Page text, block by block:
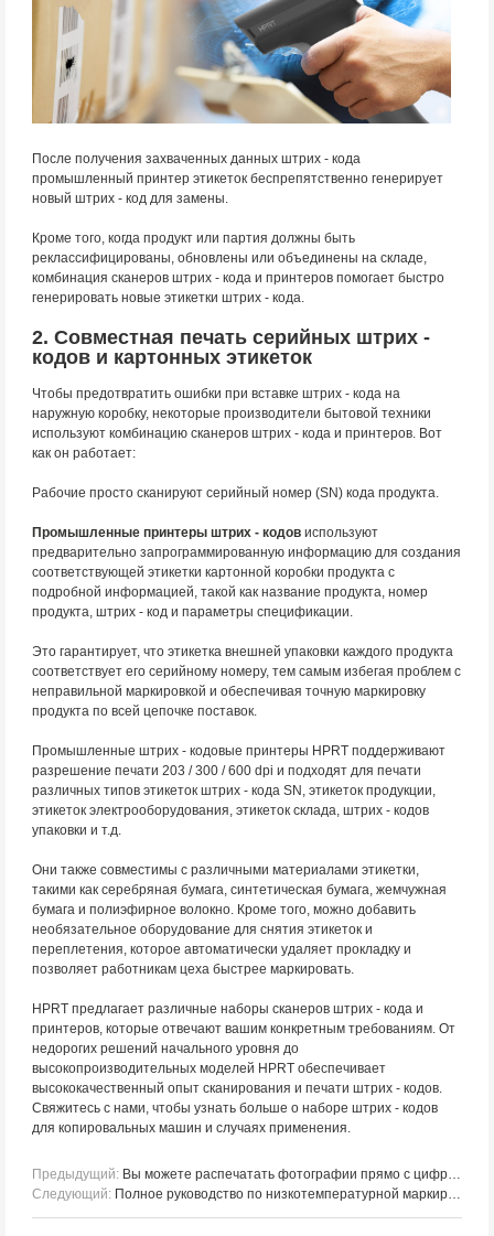
После получения захваченных данных штрих - кода
промышленный принтер этикеток беспрепятственно генерирует
новый штрих - код для замены.
Кроме того, когда продукт или партия должны быть
реклассифицированы, обновлены или объединены на складе,
комбинация сканеров штрих - кода и принтеров помогает быстро
генерировать новые этикетки штрих - кода.
2. Совместная печать серийных штрих -
кодов и картонных этикеток
Чтобы предотвратить ошибки при вставке штрих - кода на
наружную коробку, некоторые производители бытовой техники
используют комбинацию сканеров штрих - кода и принтеров. Вот
как он работает:
Рабочие просто сканируют серийный номер (SN) кода продукта.
Промышленные принтеры штрих - кодов используют
предварительно запрограммированную информацию для создания
соответствующей этикетки картонной коробки продукта с
подробной информацией, такой как название продукта, номер
продукта, штрих - код и параметры спецификации.
Это гарантирует, что этикетка внешней упаковки каждого продукта
соответствует его серийному номеру, тем самым избегая проблем с
неправильной маркировкой и обеспечивая точную маркировку
продукта по всей цепочке поставок.
Промышленные штрих - кодовые принтеры HPRT поддерживают
разрешение печати 203 / 300 / 600 dpi и подходят для печати
различных типов этикеток штрих - кода SN, этикеток продукции,
этикеток электрооборудования, этикеток склада, штрих - кодов
упаковки и т.д.
Они также совместимы с различными материалами этикетки,
такими как серебряная бумага, синтетическая бумага, жемчужная
бумага и полиэфирное волокно. Кроме того, можно добавить
необязательное оборудование для снятия этикеток и
переплетения, которое автоматически удаляет прокладку и
позволяет работникам цеха быстрее маркировать.
HPRT предлагает различные наборы сканеров штрих - кода и
принтеров, которые отвечают вашим конкретным требованиям. От
недорогих решений начального уровня до
высокопроизводительных моделей HPRT обеспечивает
высококачественный опыт сканирования и печати штрих - кодов.
Свяжитесь с нами, чтобы узнать больше о наборе штрих - кодов
для копировальных машин и случаях применения.
Предыдущий: Вы можете распечатать фотографии прямо с цифровой камеры?
Следующий: Полное руководство по низкотемпературной маркировке и печатным решениям